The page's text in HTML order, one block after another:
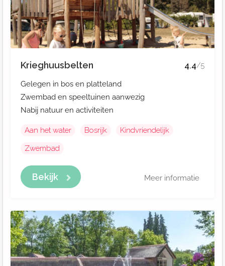
Krieghuusbelten 4.4/5
Gelegen in bos en platteland
Zwembad en speeltuinen aanwezig
Nabij natuur en activiteiten
Aan het water Bosrijk
Kindvriendelijk
Zwembad
Bekijk Meer informatie